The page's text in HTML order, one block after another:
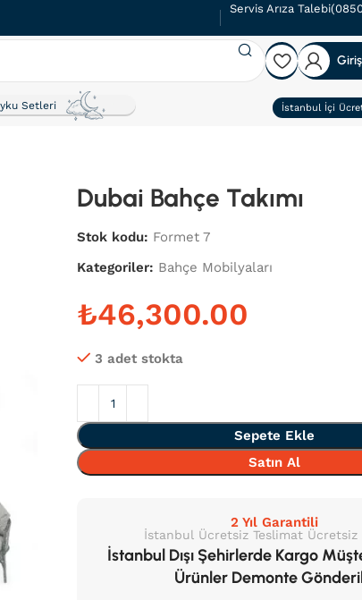
Servis Arıza Talebi
Setleri İstanbul İçi
Dubai Bahçe Takımı
Stok kodu: Formet 7
Kategoriler: Bahçe Mobilyaları
₺
3 adet stokta
Sepete Ekle
Satın Al
2 Yıl Garantili
İstanbul Ücretsiz Teslimat Ücretsiz
İstanbul Dışı Şehirlerde Kargo
Ürünler Demonte